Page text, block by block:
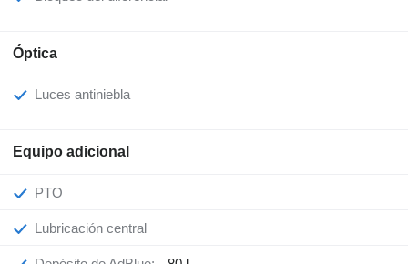
Óptica
Luces antiniebla
Equipo adicional
PTO
Lubricación central